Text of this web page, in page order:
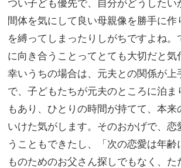
間体を気にして良い母親像を勝手に作
を縛ってしまったりしがちですよね。
に向き合うことってとても大切だと気
幸いうちの場合は、元夫との関係が上
で、子どもたちが元夫のところに泊ま
もあり、ひとりの時間が持てて、本来
いけた気がします。そのおかげで、恋
うこともできたし、「次の恋愛は年
ものためのお父さん探しでもなく、た